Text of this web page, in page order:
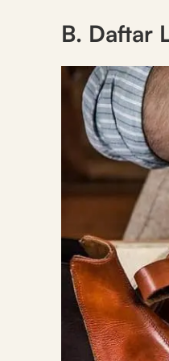
B. Daftar